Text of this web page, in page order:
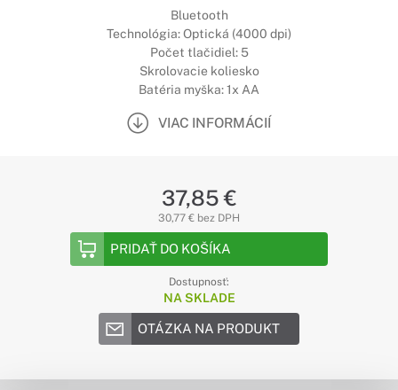
Bluetooth
Technológia: Optická (4000 dpi)
Počet tlačidiel: 5
Skrolovacie koliesko
Batéria myška: 1x AA
VIAC INFORMÁCIÍ
37,85 €
30,77 € bez DPH
PRIDAŤ DO KOŠÍKA
Dostupnosť:
NA SKLADE
OTÁZKA NA PRODUKT